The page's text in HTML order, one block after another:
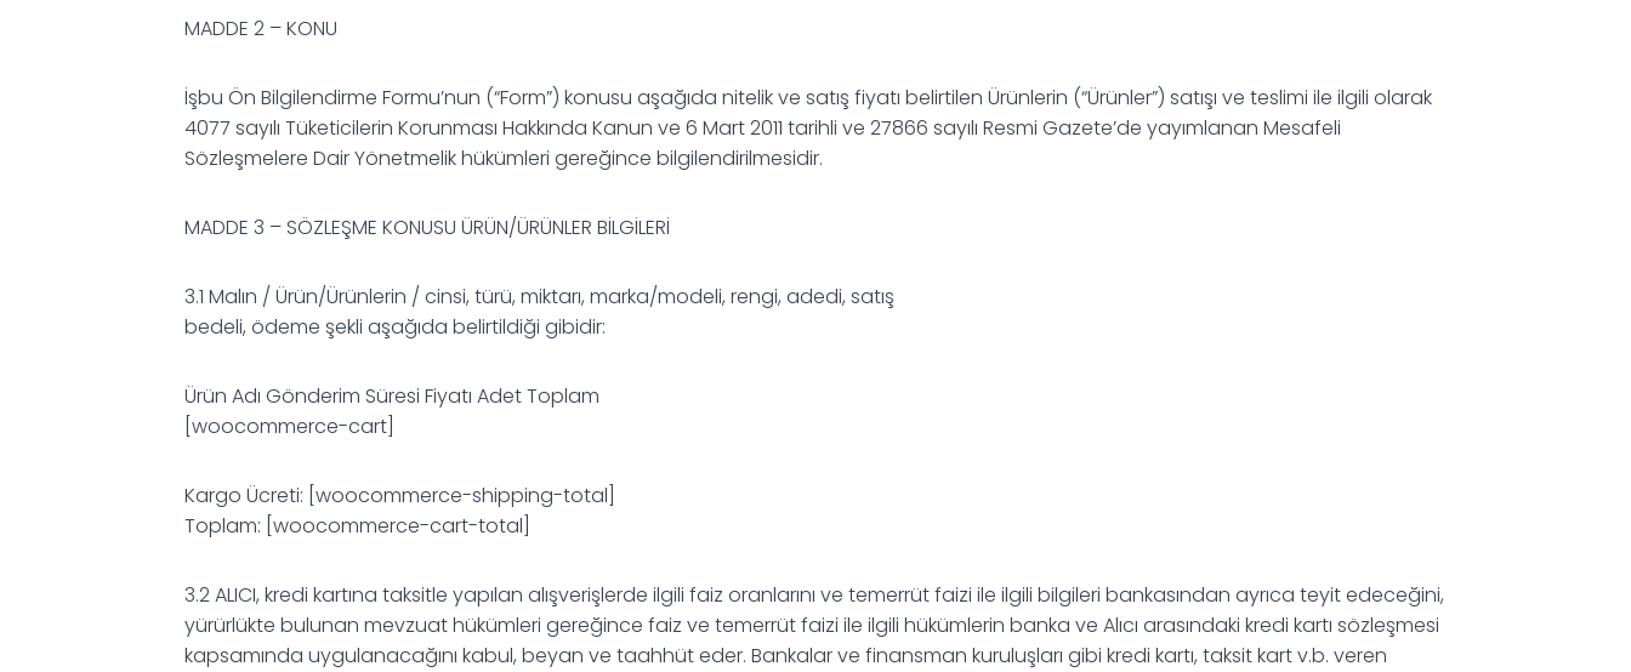
MADDE 2 – KONU
İşbu Ön Bilgilendirme Formu’nun (“Form”) konusu aşağıda nitelik ve satış fiyatı belirtilen Ürünlerin (“Ürünler”) satışı ve teslimi ile ilgili olarak
4077 sayılı Tüketicilerin Korunması Hakkında Kanun ve 6 Mart 2011 tarihli ve 27866 sayılı Resmi Gazete’de yayımlanan Mesafeli
Sözleşmelere Dair Yönetmelik hükümleri gereğince bilgilendirilmesidir.
MADDE 3 – SÖZLEŞME KONUSU ÜRÜN/ÜRÜNLER BİLGİLERİ
3.1 Malın / Ürün/Ürünlerin / cinsi, türü, miktarı, marka/modeli, rengi, adedi, satış
bedeli, ödeme şekli aşağıda belirtildiği gibidir:
Ürün Adı Gönderim Süresi Fiyatı Adet Toplam
[woocommerce-cart]
Kargo Ücreti: [woocommerce-shipping-total]
Toplam: [woocommerce-cart-total]
3.2 ALICI, kredi kartına taksitle yapılan alışverişlerde ilgili faiz oranlarını ve temerrüt faizi ile ilgili bilgileri bankasından ayrıca teyit edeceğini,
yürürlükte bulunan mevzuat hükümleri gereğince faiz ve temerrüt faizi ile ilgili hükümlerin banka ve Alıcı arasındaki kredi kartı sözleşmesi
kapsamında uygulanacağını kabul, beyan ve taahhüt eder. Bankalar ve finansman kuruluşları gibi kredi kartı, taksit kart v.b. veren